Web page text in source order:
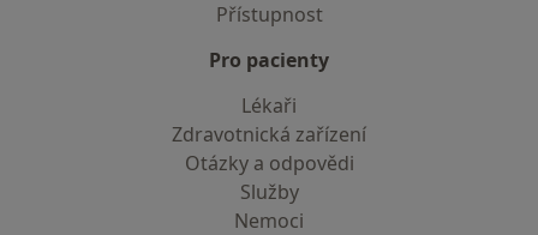
Přístupnost
Pro pacienty
Lékaři
Zdravotnická zařízení
Otázky a odpovědi
Služby
Nemoci